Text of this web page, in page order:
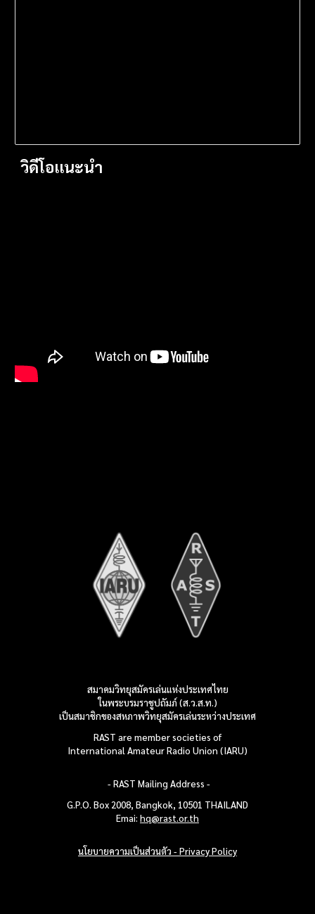
วิดีโอแนะนำ
สมาคมวิทยุสมัครเล่นแห่งประเทศไทย
ในพระบรมราชูปถัมภ์ (ส.ว.ส.ท.)
เป็นสมาชิกของสหภาพวิทยุสมัครเล่นระหว่างประเทศ
RAST are member societies of
International Amateur Radio Union (IARU)
- RAST Mailing Address -
G.P.O. Box 2008, Bangkok, 10501 THAILAND
Emai: hq@rast.or.th
นโยบายความเป็นส่วนตัว - Privacy Policy